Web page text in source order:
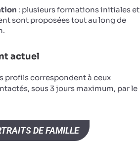
: plusieurs formations initiales et
sont proposées tout au long de
actuel
profils correspondent à ceux
sous 3 jours maximum, par le
DE FAMILLE